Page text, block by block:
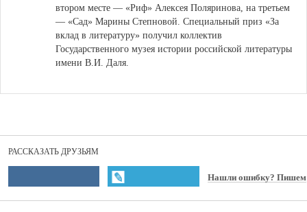
втором месте — «Риф» Алексея Поляринова, на третьем
— «Сад» Марины Степновой. Специальный приз «За
вклад в литературу» получил коллектив
Государственного музея истории российской литературы
имени В.И. Даля.
РАССКАЗАТЬ ДРУЗЬЯМ
Нашли ошибку? Пишем